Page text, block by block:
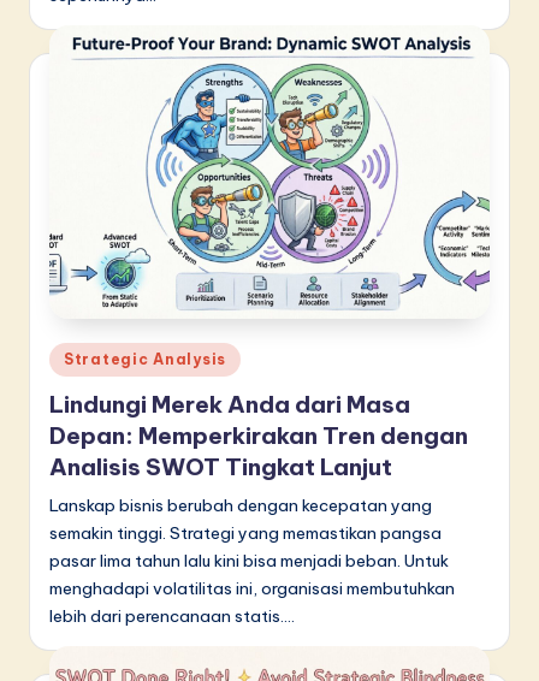
Posted
in
Strategic Analysis
Lindungi Merek Anda dari Masa
Depan: Memperkirakan Tren dengan
Analisis SWOT Tingkat Lanjut
Lanskap bisnis berubah dengan kecepatan yang
semakin tinggi. Strategi yang memastikan pangsa
pasar lima tahun lalu kini bisa menjadi beban. Untuk
menghadapi volatilitas ini, organisasi membutuhkan
lebih dari perencanaan statis.…